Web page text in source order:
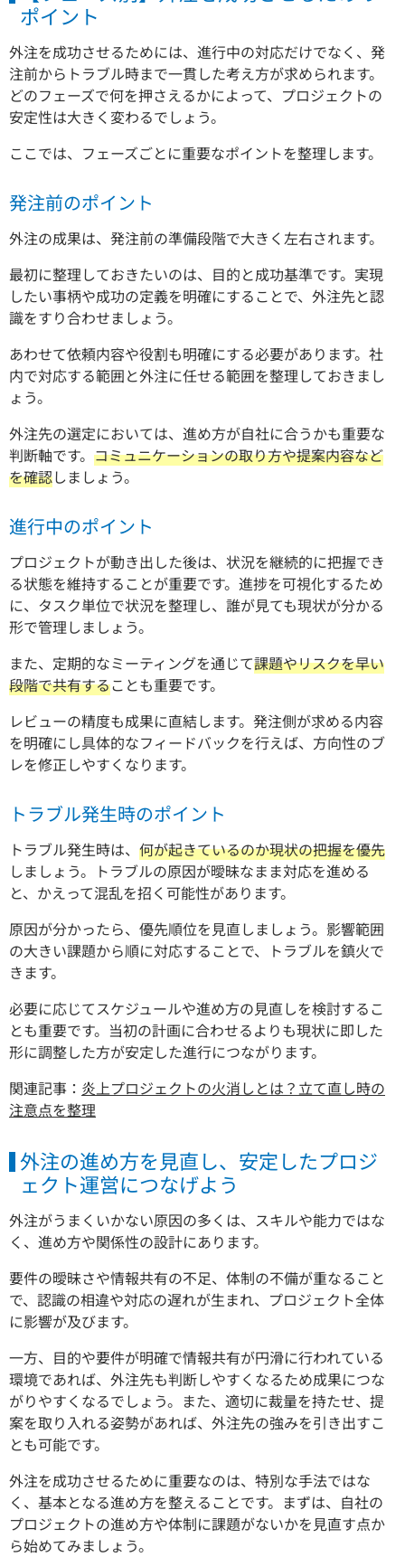
ポイント
外注を成功させるためには、進行中の対応だけでなく、発
注前からトラブル時まで一貫した考え方が求められます。
どのフェーズで何を押さえるかによって、プロジェクトの
安定性は大きく変わるでしょう。
ここでは、フェーズごとに重要なポイントを整理します。
発注前のポイント
外注の成果は、発注前の準備段階で大きく左右されます。
最初に整理しておきたいのは、目的と成功基準です。実現
したい事柄や成功の定義を明確にすることで、外注先と認
識をすり合わせましょう。
あわせて依頼内容や役割も明確にする必要があります。社
内で対応する範囲と外注に任せる範囲を整理しておきまし
ょう。
外注先の選定においては、進め方が自社に合うかも重要な
判断軸です。 コミュニケーションの取り方や提案内容など
を確認しましょう。
進行中のポイント
プロジェクトが動き出した後は、状況を継続的に把握でき
る状態を維持することが重要です。進捗を可視化するため
に、タスク単位で状況を整理し、誰が見ても現状が分かる
形で管理しましょう。
また、定期的なミーティングを通じて課題やリスクを早い
段階で共有することも重要です。
レビューの精度も成果に直結します。発注側が求める内容
を明確にし具体的なフィードバックを行えば、方向性のブ
レを修正しやすくなります。
トラブル発生時のポイント
トラブル発生時は、 何が起きているのか現状の把握を優先
しましょう。トラブルの原因が曖昧なまま対応を進める
と、かえって混乱を招く可能性があります。
原因が分かったら、優先順位を見直しましょう。影響範囲
の大きい課題から順に対応することで、トラブルを鎮火で
きます。
必要に応じてスケジュールや進め方の見直しを検討するこ
とも重要です。当初の計画に合わせるよりも現状に即した
形に調整した方が安定した進行につながります。
関連記事： 炎上プロジェクトの火消しとは？立て直し時の
注意点を整理
外注の進め方を見直し、安定したプロジ
ェクト運営につなげよう
外注がうまくいかない原因の多くは、スキルや能力ではな
く、進め方や関係性の設計にあります。
要件の曖昧さや情報共有の不足、体制の不備が重なること
で、認識の相違や対応の遅れが生まれ、プロジェクト全体
に影響が及びます。
一方、目的や要件が明確で情報共有が円滑に行われている
環境であれば、外注先も判断しやすくなるため成果につな
がりやすくなるでしょう。また、適切に裁量を持たせ、提
案を取り入れる姿勢があれば、外注先の強みを引き出すこ
とも可能です。
外注を成功させるために重要なのは、特別な手法ではな
く、基本となる進め方を整えることです。まずは、自社の
プロジェクトの進め方や体制に課題がないかを見直す点か
ら始めてみましょう。